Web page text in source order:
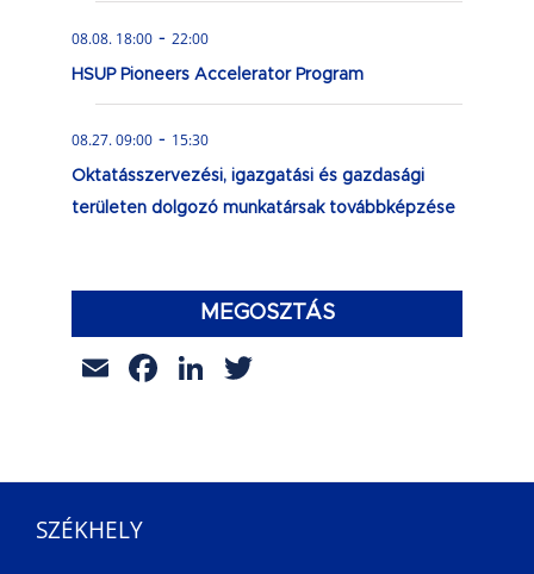
08.08. 18:00 - 22:00
HSUP Pioneers Accelerator Program
08.27. 09:00 - 15:30
Oktatásszervezési, igazgatási és gazdasági
területen dolgozó munkatársak továbbképzése
MEGOSZTÁS
EmailFacebook
LinkedIn
SZÉKHELY